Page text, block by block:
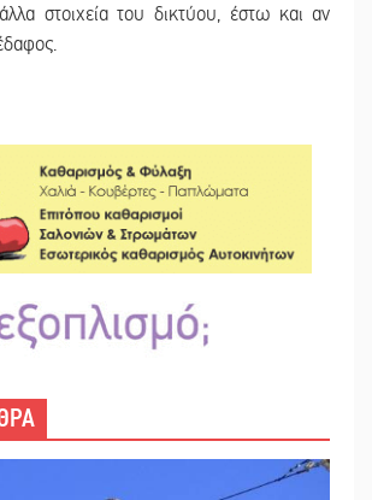
στοιχεία του δικτύου, έστω και αν